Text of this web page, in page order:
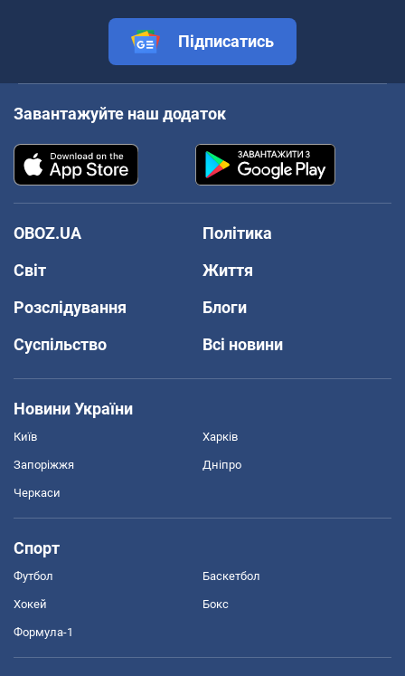
Підписатись
Завантажуйте наш додаток
OBOZ.UA
Політика
Світ
Життя
Розслідування
Блоги
Суспільство
Всі новини
Новини України
Київ Харків
Запоріжжя Дніпро
Черкаси
Спорт
Футбол Баскетбол
Хокей Бокс
Формула-1